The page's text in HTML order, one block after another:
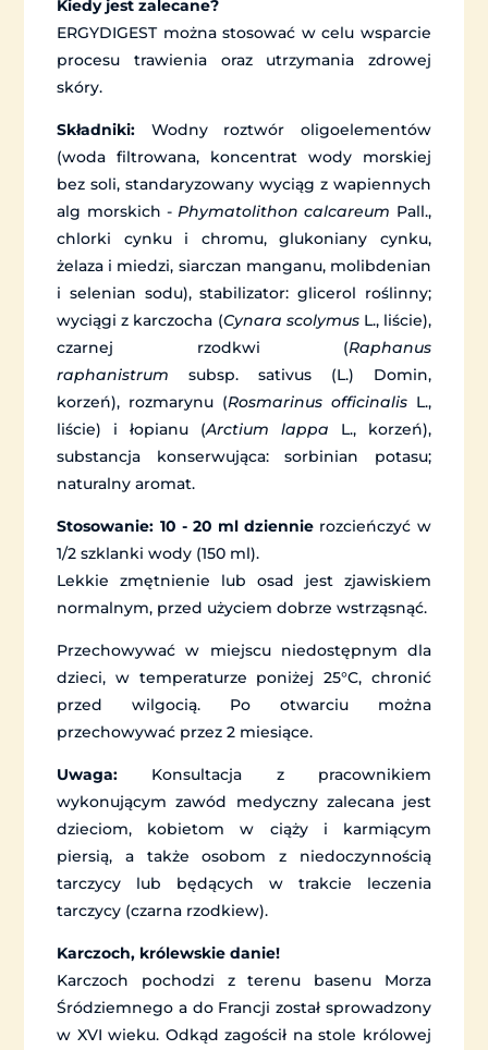
Kiedy jest zalecane?
ERGYDIGEST można stosować w celu wsparcie
procesu trawienia oraz utrzymania zdrowej
skóry.
Składniki: Wodny roztwór oligoelementów
(woda filtrowana, koncentrat wody morskiej
bez soli, standaryzowany wyciąg z wapiennych
alg morskich -Phymatolithon calcareum Pall.,
chlorki cynku i chromu, glukoniany cynku,
żelaza i miedzi, siarczan manganu, molibdenian
i selenian sodu), stabilizator: glicerol roślinny;
wyciągi z karczocha (Cynara scolymusL., liście),
czarnej rzodkwi (Raphanus
raphanistrumsubsp. sativus (L.) Domin,
korzeń), rozmarynu (Rosmarinus officinalisL.,
liście) i łopianu (Arctium lappa L., korzeń),
substancja konserwująca: sorbinian potasu;
naturalny aromat.
Stosowanie: 10 - 20 ml dziennie rozcieńczyć w
1/2 szklanki wody (150 ml).
Lekkie zmętnienie lub osad jest zjawiskiem
normalnym, przed użyciem dobrze wstrząsnąć.
Przechowywać w miejscu niedostępnym dla
dzieci, w temperaturze poniżej 25°C, chronić
przed wilgocią. Po otwarciu można
przechowywać przez 2 miesiące.
Uwaga: Konsultacja z pracownikiem
wykonującym zawód medyczny zalecana jest
dzieciom, kobietom w ciąży i karmiącym
piersią, a także osobom z niedoczynnością
tarczycy lub będących w trakcie leczenia
tarczycy (czarna rzodkiew).
Karczoch, królewskie danie!
Karczoch pochodzi z terenu basenu Morza
Śródziemnego a do Francji został sprowadzony
w XVI wieku. Odkąd zagościł na stole królowej